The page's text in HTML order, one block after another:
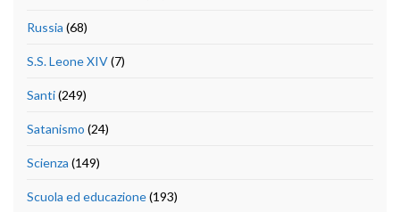
Russia (68)
S.S. Leone XIV(7)
Santi(249)
Satanismo (24)
Scienza (149)
Scuola ed educazione(193)